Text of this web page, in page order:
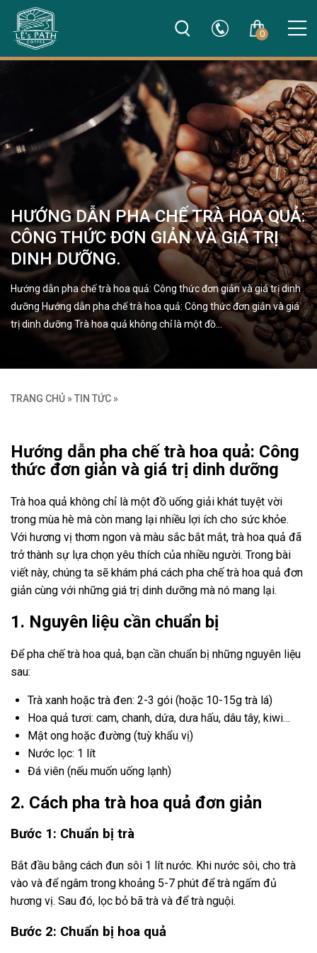
0
HƯỚNG DẪN PHA CHẾ TRÀ HOA QUẢ:
CÔNG THỨC ĐƠN GIẢN VÀ GIÁ TRỊ
DINH DƯỠNG.
Hướng dẫn pha chế trà hoa quả: Công thức đơn giản và giá trị dinh
dưỡng Hướng dẫn pha chế trà hoa quả: Công thức đơn giản và giá
trị dinh dưỡng Trà hoa quả không chỉ là một đồ…
TRANG CHỦ » TIN TỨC »
Hướng dẫn pha chế trà hoa quả: Công
thức đơn giản và giá trị dinh dưỡng
Trà hoa quả không chỉ là một đồ uống giải khát tuyệt vời
trong mùa hè mà còn mang lại nhiều lợi ích cho sức khỏe.
Với hương vị thơm ngon và màu sắc bắt mắt, trà hoa quả đã
trở thành sự lựa chọn yêu thích của nhiều người. Trong bài
viết này, chúng ta sẽ khám phá cách pha chế trà hoa quả đơn
giản cùng với những giá trị dinh dưỡng mà nó mang lại.
1. Nguyên liệu cần chuẩn bị
Để pha chế trà hoa quả, bạn cần chuẩn bị những nguyên liệu
sau:
Trà xanh hoặc trà đen: 2-3 gói (hoặc 10-15g trà lá)
Hoa quả tươi: cam, chanh, dứa, dưa hấu, dâu tây, kiwi…
Mật ong hoặc đường (tuỳ khẩu vị)
Nước lọc: 1 lít
Đá viên (nếu muốn uống lạnh)
2. Cách pha trà hoa quả đơn giản
Bước 1: Chuẩn bị trà
Bắt đầu bằng cách đun sôi 1 lít nước. Khi nước sôi, cho trà
vào và để ngâm trong khoảng 5-7 phút để trà ngấm đủ
hương vị. Sau đó, lọc bỏ bã trà và để trà nguội.
Bước 2: Chuẩn bị hoa quả